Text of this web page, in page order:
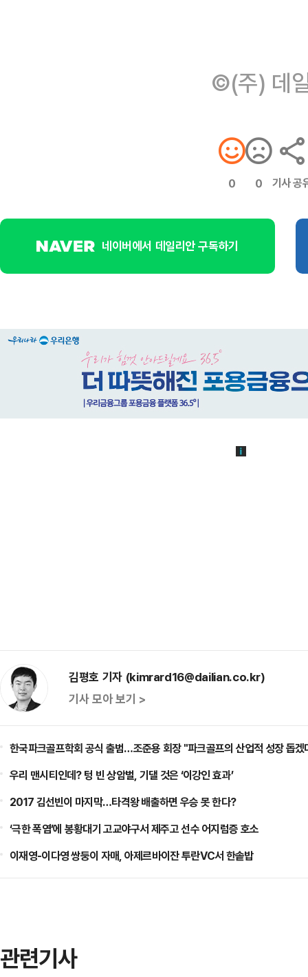
©(주) 데
0 0 기사 공
네이버에서 데일리안 구독하기
김평호 기자 (kimrard16@dailian.co.kr)
기사 모아 보기 >
한국파크골프학회 공식 출범…조준용 회장 "파크골프의 산업적 성장 돕겠
우리 맨시티인데? 텅 빈 상암벌, 기댈 것은 ‘이강인 효과’
2017 김선빈이 마지막…타격왕 배출하면 우승 못 한다?
‘극한 폭염’에 봉황대기 고교야구서 제주고 선수 어지럼증 호소
이재영-이다영 쌍둥이 자매, 아제르바이잔 투란VC서 한솥밥
관련기사